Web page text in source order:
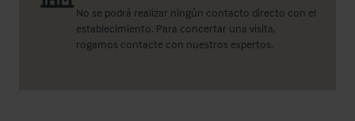
No se podrá realizar ningún contacto directo con el
establecimiento. Para concertar una visita,
rogamos contacte con nuestros expertos.